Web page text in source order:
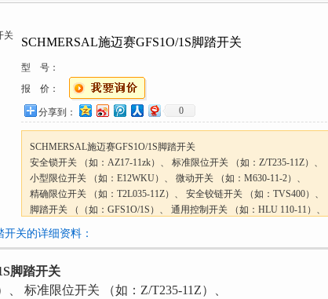
SCHMERSAL施迈赛GFS1O/1S脚踏开关
型 号：
报 价：
分享到： 0
SCHMERSAL施迈赛GFS1O/1S脚踏开关
安全锁开关 （如：AZ17-11zk）、 标准限位开关 （如：Z/T235-11Z）、
小型限位开关 （如：E12WKU）、 微动开关 （如：M630-11-2）、
精确限位开关 （如：T2L035-11Z）、 安全铰链开关 （如：TVS400）、
脚踏开关 （（如：GFS1O/1S）、 通用控制开关 （如：HLU 110-11）、
按扭开关 （如
开关的详细资料：
脚踏开关
标准限位开关 （如：Z/T235-11Z）、